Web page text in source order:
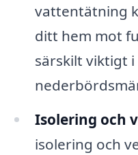
vattentätning
ditt hem mot
särskilt viktigt
Isolering och
isolering och